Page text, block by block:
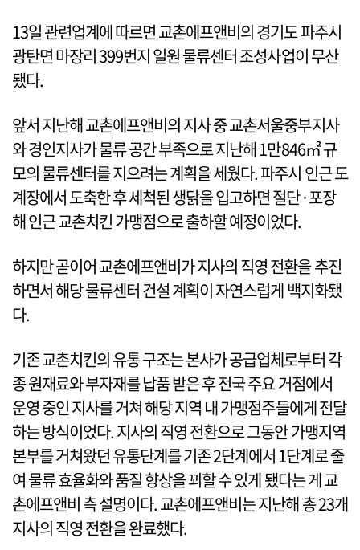
13일 관련업계에 따르면 교촌에프앤비의 경기도 파주시
광탄면 마장리 399번지 일원 물류센터 조성사업이 무산
됐다.
앞서 지난해 교촌에프앤비의 지사 중 교촌서울중부지사
와 경인지사가 물류 공간 부족으로 지난해 1만846㎡ 규
모의 물류센터를 지으려는 계획을 세웠다. 파주시 인근 도
계장에서 도축한 후 세척된 생닭을 입고하면 절단·포장
해 인근 교촌치킨 가맹점으로 출하할 예정이었다.
하지만 곧이어 교촌에프앤비가 지사의 직영 전환을 추진
하면서 해당 물류센터 건설 계획이 자연스럽게 백지화됐
다.
기존 교촌치킨의 유통 구조는 본사가 공급업체로부터 각
종 원재료와 부자재를 납품 받은 후 전국 주요 거점에서
운영 중인 지사를 거쳐 해당 지역 내 가맹점주들에게 전달
하는 방식이었다. 지사의 직영 전환으로 그동안 가맹지역
본부를 거쳐왔던 유통단계를 기존 2단계에서 1단계로 줄
여 물류 효율화와 품질 향상을 꾀할 수 있게 됐다는 게 교
촌에프앤비 측 설명이다. 교촌에프앤비는 지난해 총 23개
지사의 직영 전환을 완료했다.